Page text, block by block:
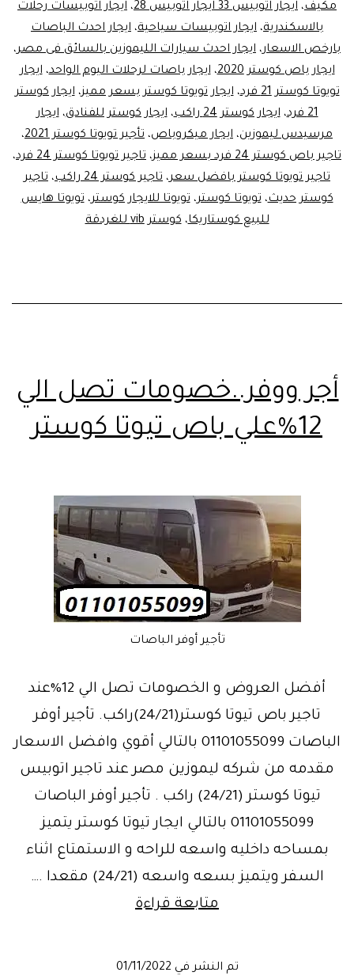
مكيف، ايجار اتوبيس 33 ايجار اتوبيس 28 ، ايجار اتوبيسات رحلات
بالاسكندرية، ايجار اتوبيسات سياحية، ايجار احدث الباصات
بارخص الاسعار، ايجار احدث سيارات الليموزين بالسائق فى مصر،
ايجار باص كوستر 2020
،ايجار باصات لرحلات اليوم الواحد،ايجار
تويوتا كوستر 21 فرد
،ايجار تويوتا كوستر بسعر مميز،ايجار كوستر
21 فرد
،ايجار كوستر 24 راكب ،ايجار كوستر للفنادق،ايجار
مرسيدس ليموزين، ايجار ميكروباص، تأجير تويوتا كوستر 2021
،
تاجير باص كوستر 24 فرد بسعر مميز
، تاجير تويوتا كوستر 24 فرد
،
تاجير تويوتا كوستر بافضل سعر، تاجير كوستر 24 راكب ، تاجير
كوستر حديث،تويوتا كوستر،تويوتا للايجار كوستر،تويوتا هايس
للبيع كوستاريكا،كوستر vib للغردقة
أجر ووفر..خصومات تصل الي
12%علي باص تيوتا كوستر
تأجير أوفر الباصات
أفضل العروض و الخصومات تصل الي 12%عند
تاجير باص تيوتا كوستر(24/21)راكب. تأجير أوفر
الباصات 01101055099 بالتالي أقوي وافضل الاسعار
مقدمه من شركه ليموزين مصر عند تاجير اتوبيس
تيوتا كوستر (24/21) راكب . تأجير أوفر الباصات
01101055099 بالتالي ايجار تيوتا كوستر يتميز
بمساحه داخليه واسعه للراحه و الاستمتاع اثناء
السفر ويتميز بسعه واسعه (24/21) مقعدا .…
متابعة قراءةأجر
تصل
تم النشر في 01/11/2022